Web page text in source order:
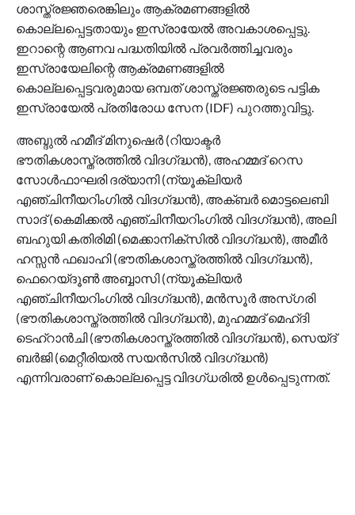
ശാസ്ത്രജ്ഞരെങ്കിലും ആക്രമണങ്ങളിൽ
കൊല്ലപ്പെട്ടതായും ഇസ്രായേൽ അവകാശപ്പെട്ടു.
ഇറാന്റെ ആണവ പദ്ധതിയിൽ പ്രവർത്തിച്ചവരും
ഇസ്രായേലിന്റെ ആക്രമണങ്ങളിൽ
കൊല്ലപ്പെട്ടവരുമായ ഒമ്പത് ശാസ്ത്രജ്ഞരുടെ പട്ടിക
ഇസ്രായേൽ പ്രതിരോധ സേന (IDF) പുറത്തുവിട്ടു.
അബ്ദുൽ ഹമീദ് മിനുഷെർ (റിയാക്ടർ
ഭൗതികശാസ്ത്രത്തിൽ വിദഗ്‌ദ്ധൻ), അഹമ്മദ് റെസ
സോൾഫാഘരി ദര്യാനി (ന്യൂക്ലിയർ
എഞ്ചിനീയറിംഗിൽ വിദഗ്‌ദ്ധൻ), അക്ബർ മൊട്ടലെബി
സാദ് (കെമിക്കൽ എഞ്ചിനീയറിംഗിൽ വിദഗ്‌ദ്ധൻ), അലി
ബഹുയി കതിരിമി (മെക്കാനിക്സിൽ വിദഗ്‌ദ്ധൻ), അമീർ
ഹസ്സൻ ഫഖാഹി (ഭൗതികശാസ്ത്രത്തിൽ വിദഗ്‌ദ്ധൻ),
ഫെറെയ്‌ദൂൺ അബ്ബാസി (ന്യൂക്ലിയർ
എഞ്ചിനീയറിംഗിൽ വിദഗ്‌ദ്ധൻ), മൻസൂർ അസ്ഗരി
(ഭൗതികശാസ്ത്രത്തിൽ വിദഗ്‌ദ്ധൻ), മുഹമ്മദ് മെഹ്ദി
ടെഹ്‌റാൻചി (ഭൗതികശാസ്ത്രത്തിൽ വിദഗ്‌ദ്ധൻ), സെയ്ദ്
ബർജി (മെറ്റീരിയൽ സയൻസിൽ വിദഗ്‌ദ്ധൻ)
എന്നിവരാണ് കൊല്ലപ്പെട്ട വിദഗ്ധരിൽ ഉൾപ്പെടുന്നത്.